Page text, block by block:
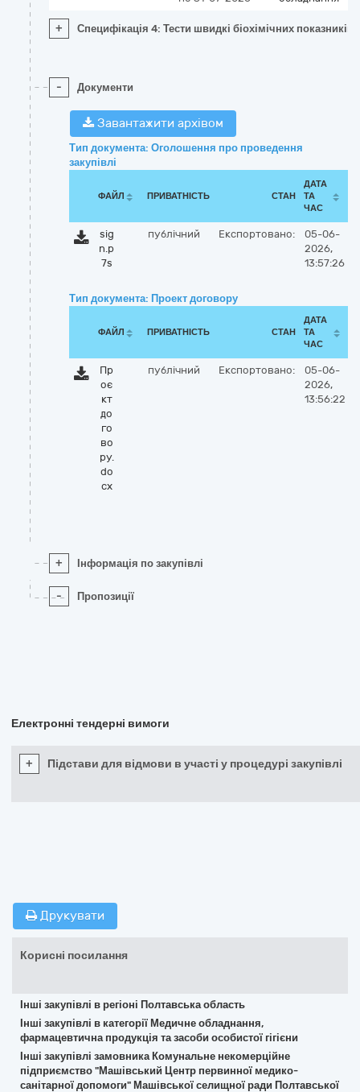
+ Специфікація 4: Тести швидкі біохімічних показників
- Документи
Завантажити архівом
Тип документа: Оголошення про проведення
закупівлі
ФАЙЛ ПРИВАТНІСТЬ СТАН
ДАТА
ТА
ЧАС
sig
n.p
7s
публічний Експортовано:
05-06-
2026,
13:57:26
Тип документа: Проект договору
ФАЙЛ ПРИВАТНІСТЬ СТАН
ДАТА
ТА
ЧАС
Пр
оє
кт
до
го
во
ру.
do
cx
публічний Експортовано:
05-06-
2026,
13:56:22
+ Інформація по закупівлі
- Пропозиції
Електронні тендерні вимоги
+ Підстави для відмови в участі у процедурі закупівлі
Друкувати
Корисні посилання
Інші закупівлі в регіоні Полтавська область
Інші закупівлі в категорії Медичне обладнання,
фармацевтична продукція та засоби особистої гігієни
Інші закупівлі замовника Комунальне некомерційне
підприємство "Машівський Центр первинної медико-
санітарної допомоги" Машівської селищної ради Полтавської